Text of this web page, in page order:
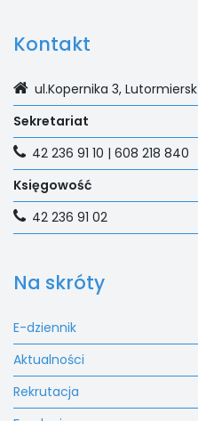
Na skróty
E-dziennik
Aktualności
Rekrutacja
Kontakt
ul.Kopernika 3, Lutormiersk
Sekretariat
42 236 91 10 | 608 218 840
Księgowość
42 236 91 02